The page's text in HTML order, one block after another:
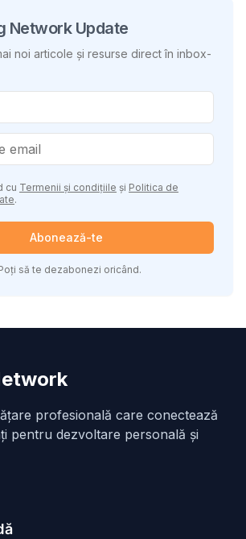
Network Update
noi articole și resurse direct în inbox-
cu Termenii și condițiile și Politica de
.
Abonează-te
să te dezabonezi oricând.
profesională care conectează
pentru dezvoltare personală și